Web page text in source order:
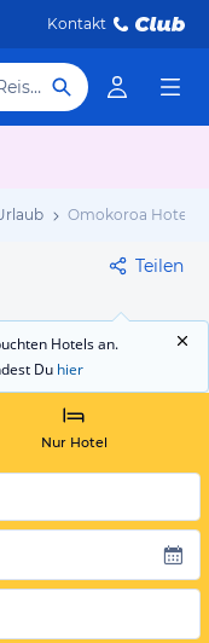
Kontakt
Hotel, Reiseziel
Omokoroa Hotels
Teilen
Hotels an.
Du hier
Nur Hotel